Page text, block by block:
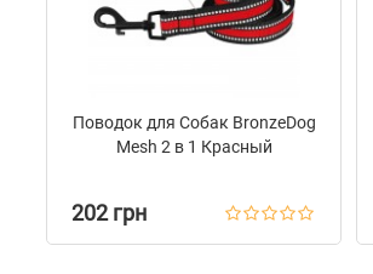
Поводок для Собак BronzeDog
Mesh 2 в 1 Красный
202 грн